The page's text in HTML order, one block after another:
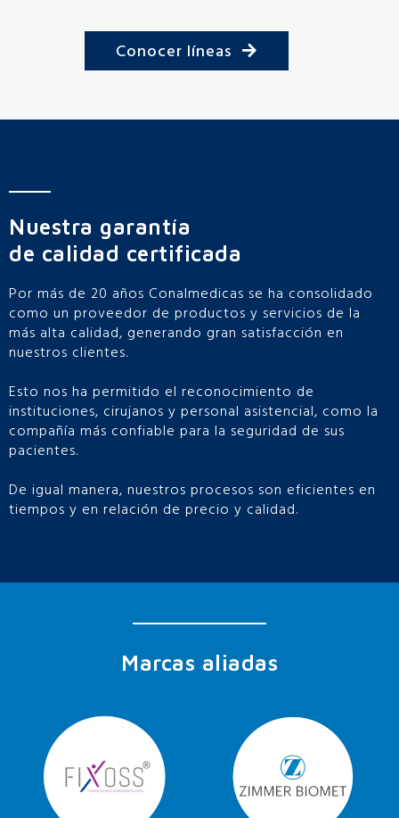
Conocer líneas
Nuestra garantía
de calidad certificada
Por más de 20 años Conalmedicas se ha consolidado
como un proveedor de productos y servicios de la
más alta calidad, generando gran satisfacción en
nuestros clientes.
Esto nos ha permitido el reconocimiento de
instituciones, cirujanos y personal asistencial, como la
compañía más confiable para la seguridad de sus
pacientes.
De igual manera, nuestros procesos son eficientes en
tiempos y en relación de precio y calidad.
Marcas aliadas